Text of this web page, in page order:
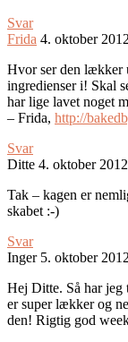
Svar
Frida 4. oktober
Hvor ser den lækker
ingredienser i! Skal
har lige lavet noget
– Frida, http://
Svar
Ditte 4. oktober
Tak – kagen er
skabet :-)
Svar
Inger 5. oktober
Hej Ditte. Så har
er super lækker og
den! Rigtig god